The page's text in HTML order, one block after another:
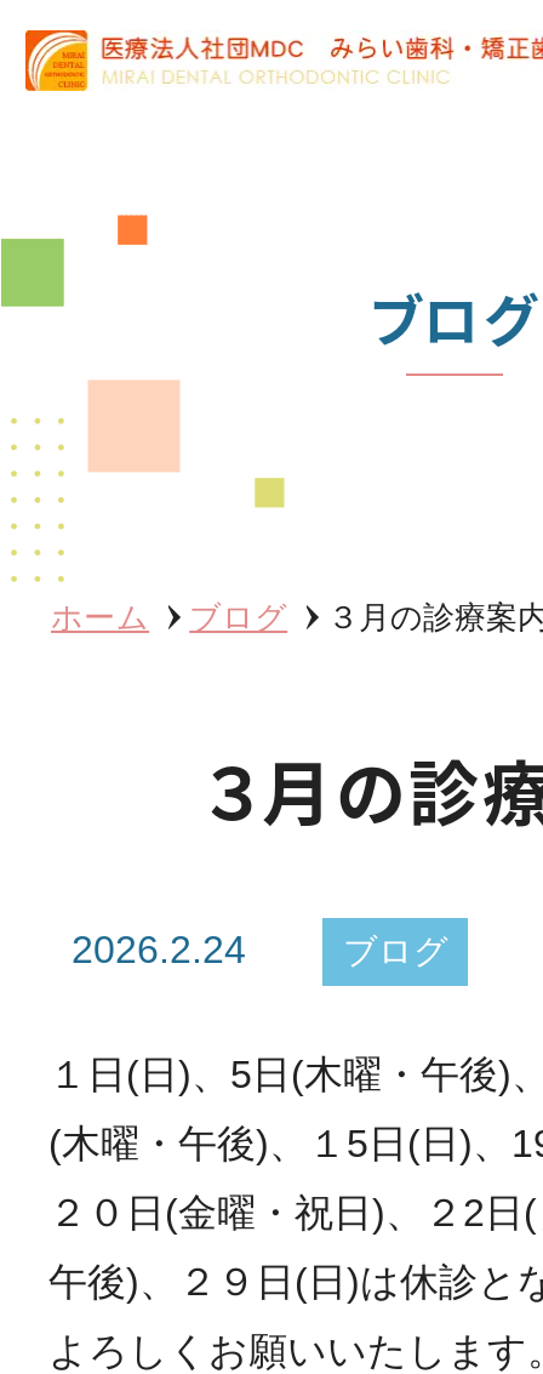
ブログ
ホーム ブログ ３月の診療案
３月の診
2026.2.24 ブログ
１日(日)、5日(木曜・午後)
(木曜・午後)、１5日(日)、
２０日(金曜・祝日)、２2
午後)、２９日(日)は休診と
よろしくお願いいたします